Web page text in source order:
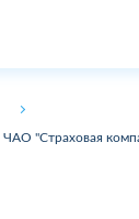
ЧАО "Страховая